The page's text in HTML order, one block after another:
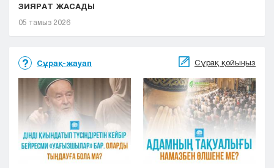
ЗИЯРАТ ЖАСАДЫ
05 тамыз 2026
Сұрақ-жауап Сұрақ қойыңыз